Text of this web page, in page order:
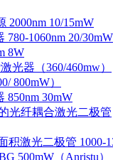
2000nm 10/15mW
1060nm 20/30mW
8W
光器（360/460mw）
800mW）
850nm 30mW
光纤耦合激光二极管
积激光二极管 1000-
500mW（Anristu）